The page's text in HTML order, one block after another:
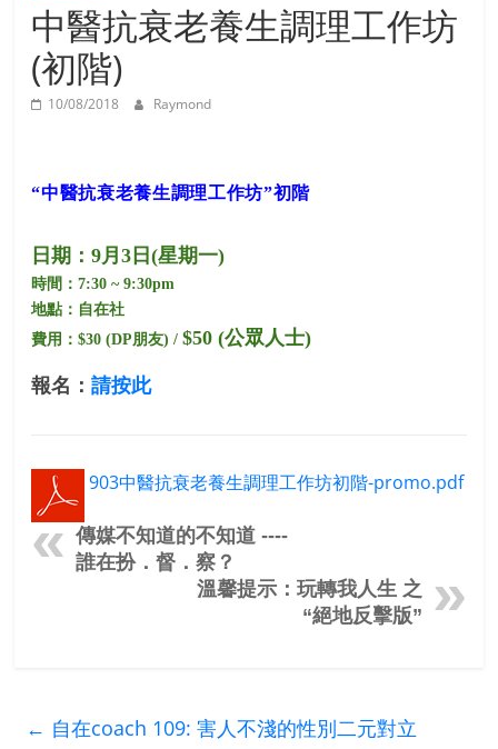
中醫抗衰老養生調理工作坊
(初階)
10/08/2018 Raymond
“中醫抗衰老養生調理工作坊”初階
日期：9月3 日(星期一)
時間：7:30 ~ 9:30pm
地點：自在社
費用：$30 (DP朋友) /$50 (公眾人士)
報名：請按此
903中醫抗衰老養生調理工作坊初階-promo.pdf
傳媒不知道的不知道 ----
誰在扮．督．察？
溫馨提示：玩轉我人生 之
“絕地反擊版”
← 自在coach 109: 害人不淺的性別二元對立